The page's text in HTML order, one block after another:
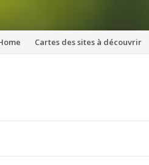
Cartes des sites à découvrir